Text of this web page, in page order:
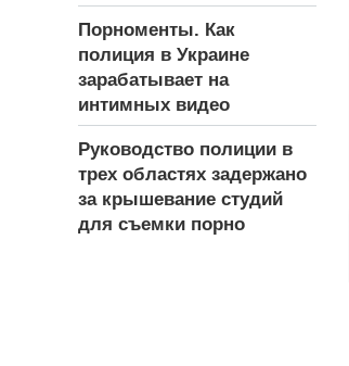
Порноменты. Как
полиция в Украине
зарабатывает на
интимных видео
Руководство полиции в
трех областях задержано
за крышевание студий
для съемки порно